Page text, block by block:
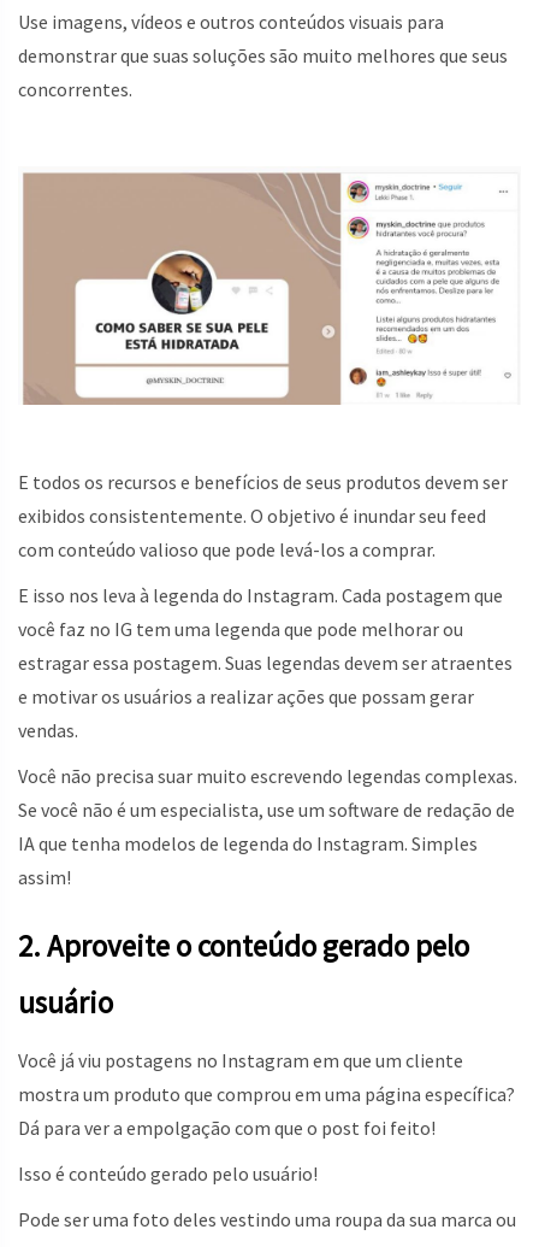
Use imagens, vídeos e outros conteúdos visuais para
demonstrar que suas soluções são muito melhores que seus
concorrentes.
E todos os recursos e benefícios de seus produtos devem ser
exibidos consistentemente. O objetivo é inundar seu feed
com conteúdo valioso que pode levá-los a comprar.
E isso nos leva à legenda do Instagram. Cada postagem que
você faz no IG tem uma legenda que pode melhorar ou
estragar essa postagem. Suas legendas devem ser atraentes
e motivar os usuários a realizar ações que possam gerar
vendas.
Você não precisa suar muito escrevendo legendas complexas.
Se você não é um especialista, use um software de redação de
IA que tenha modelos de legenda do Instagram. Simples
assim!
2. Aproveite o conteúdo gerado pelo
usuário
Você já viu postagens no Instagram em que um cliente
mostra um produto que comprou em uma página específica?
Dá para ver a empolgação com que o post foi feito!
Isso é conteúdo gerado pelo usuário!
Pode ser uma foto deles vestindo uma roupa da sua marca ou